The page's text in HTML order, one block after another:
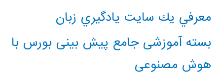
معرفي يك سايت يادگيري زبان
بسته آموزشی جامع پیش بینی بورس با
هوش مصنوعی